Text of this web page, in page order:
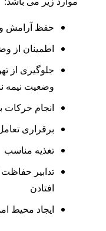
حفظ آرامش و
اطمینان از
جلوگیری از
وضعیت نیمه
انجام حرکات
برقراری
تغذیه مناسب
تدابیر
افتادن
ایجاد محیط